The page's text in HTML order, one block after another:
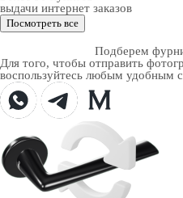
выдачи интернет заказов
Посмотреть все
Подберем
Для того, чтобы отправить
воспользуйтесь любым удобным